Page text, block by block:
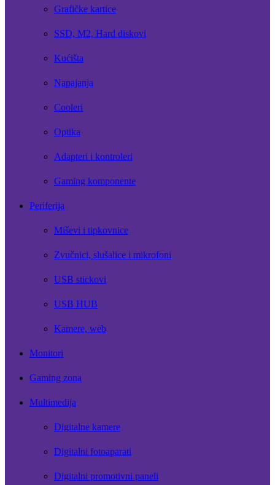
Grafičke kartice
SSD, M2, Hard diskovi
Kućišta
Napajanja
Cooleri
Optika
Adapteri i kontroleri
Gaming komponente
Periferija
Miševi i tipkovnice
Zvučnici, slušalice i mikrofoni
USB stickovi
USB HUB
Kamere, web
Monitori
Gaming zona
Multimedija
Digitalne kamere
Digitalni fotoaparati
Digitalni promotivni paneli